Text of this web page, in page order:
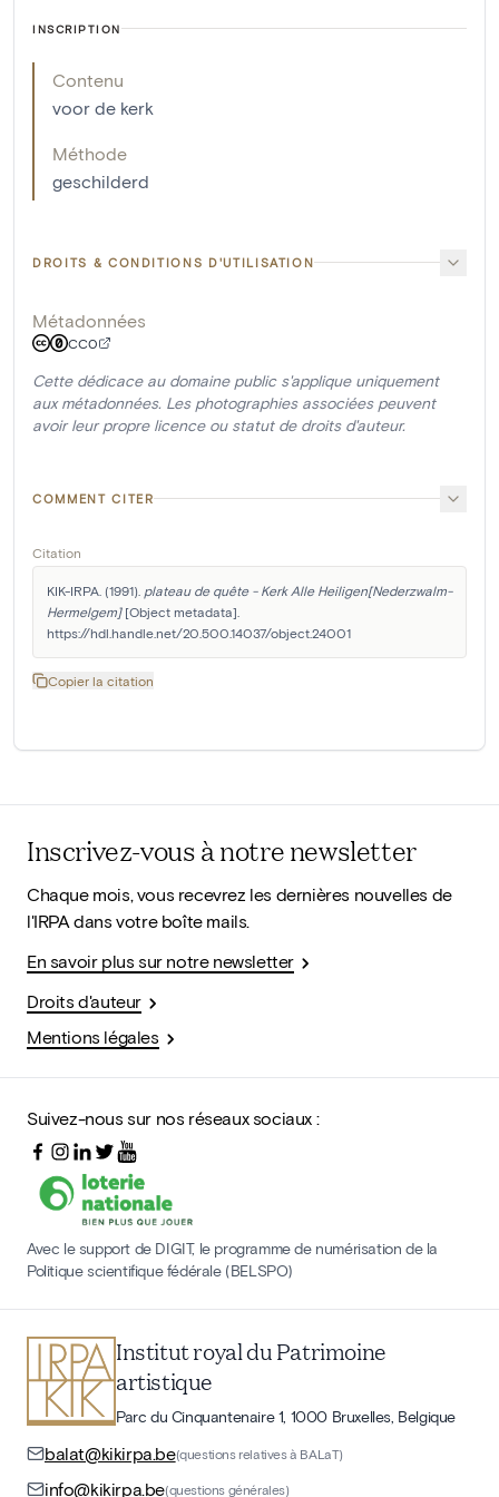
INSCRIPTION
Contenu
voor de kerk
Méthode
geschilderd
DROITS & CONDITIONS D'UTILISATION
Métadonnées
CC0
Cette dédicace au domaine public s'applique uniquement
aux métadonnées. Les photographies associées peuvent
avoir leur propre licence ou statut de droits d'auteur.
COMMENT CITER
Citation
KIK-IRPA. (1991). plateau de quête - Kerk Alle Heiligen[Nederzwalm-
Hermelgem] [Object metadata].
https://hdl.handle.net/20.500.14037/object.24001
Copier la citation
Inscrivez-vous à notre newsletter
Chaque mois, vous recevrez les dernières nouvelles de
l'IRPA dans votre boîte mails.
En savoir plus sur notre newsletter
Droits d'auteur
Mentions légales
Suivez-nous sur nos réseaux sociaux :
Avec le support de DIGIT, le programme de numérisation de la
Politique scientifique fédérale (BELSPO)
Institut royal du Patrimoine
artistique
Parc du Cinquantenaire 1, 1000 Bruxelles, Belgique
balat@kikirpa.be(questions relatives à BALaT)
info@kikirpa.be(questions générales)